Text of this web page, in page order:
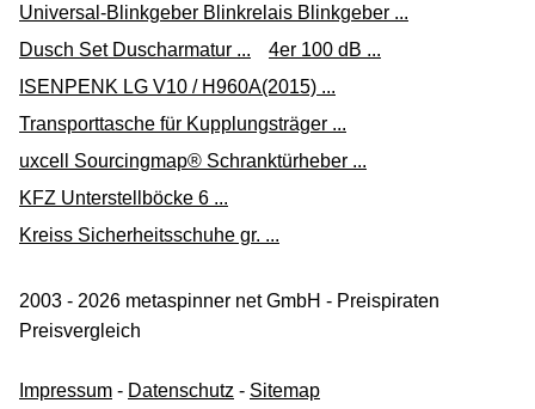
Universal-Blinkgeber Blinkrelais Blinkgeber ...
Dusch Set Duscharmatur ...
4er 100 dB ...
ISENPENK LG V10 / H960A(2015) ...
Transporttasche für Kupplungsträger ...
uxcell Sourcingmap® Schranktürheber ...
KFZ Unterstellböcke 6 ...
Kreiss Sicherheitsschuhe gr. ...
2003 - 2026 metaspinner net GmbH - Preispiraten
Preisvergleich
Impressum - Datenschutz - Sitemap